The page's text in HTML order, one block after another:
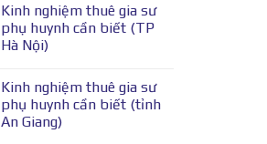
Kinh nghiệm thuê gia sư
phụ huynh cần biết (TP
Hà Nội)
Kinh nghiệm thuê gia sư
phụ huynh cần biết (tỉnh
An Giang)